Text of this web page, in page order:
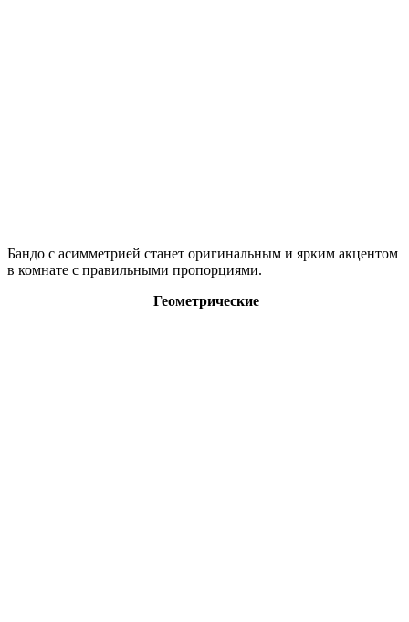
Бандо с асимметрией станет оригинальным и ярким акцентом
в комнате с правильными пропорциями.
Геометрические